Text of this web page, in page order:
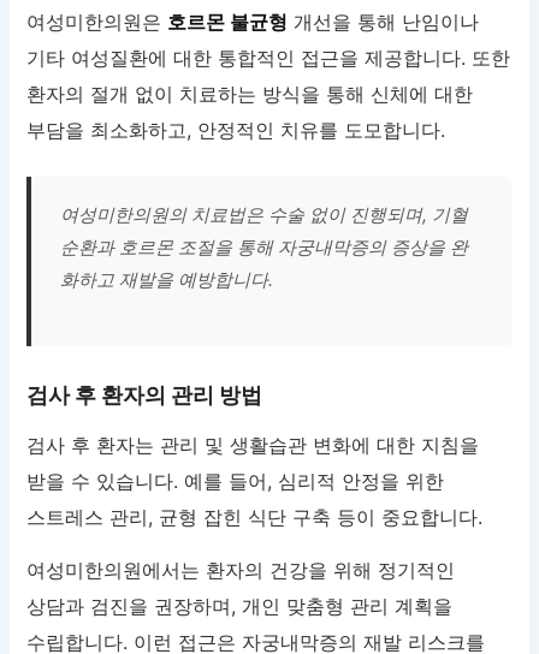
여성미한의원은 호르몬 불균형 개선을 통해 난임이나
기타 여성질환에 대한 통합적인 접근을 제공합니다. 또한
환자의 절개 없이 치료하는 방식을 통해 신체에 대한
부담을 최소화하고, 안정적인 치유를 도모합니다.
여성미한의원의 치료법은 수술 없이 진행되며, 기혈
순환과 호르몬 조절을 통해 자궁내막증의 증상을 완
화하고 재발을 예방합니다.
검사 후 환자의 관리 방법
검사 후 환자는 관리 및 생활습관 변화에 대한 지침을
받을 수 있습니다. 예를 들어, 심리적 안정을 위한
스트레스 관리, 균형 잡힌 식단 구축 등이 중요합니다.
여성미한의원에서는 환자의 건강을 위해 정기적인
상담과 검진을 권장하며, 개인 맞춤형 관리 계획을
수립합니다. 이런 접근은 자궁내막증의 재발 리스크를